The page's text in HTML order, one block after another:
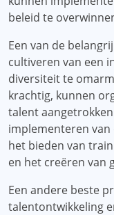
beleid te
Een van de
cultiveren van een
diversiteit te
krachtig, kunnen
talent
implementeren
het bieden van
en het creëren van
Een andere beste
talentontwikkeling